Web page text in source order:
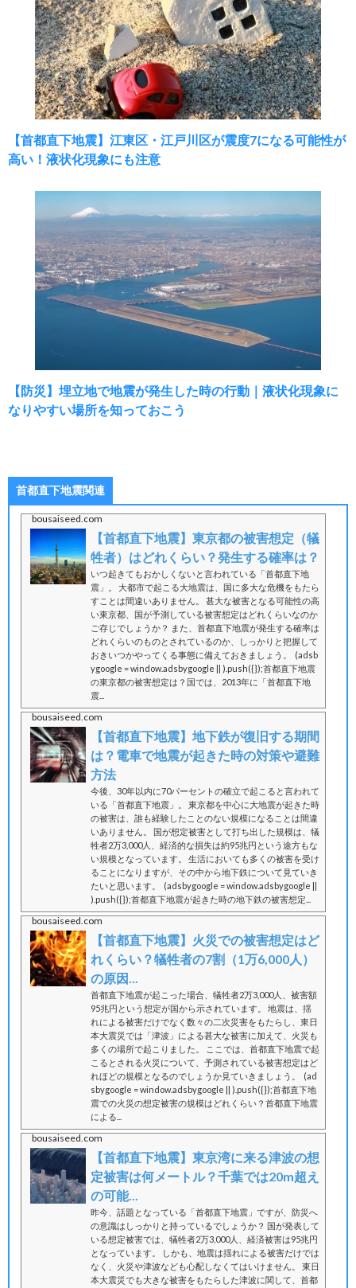
【首都直下地震】江東区・江戸川区が震度7になる可能性が
高い！液状化現象にも注意
【防災】埋立地で地震が発生した時の行動｜液状化現象に
なりやすい場所を知っておこう
首都直下地震関連
bousaiseed.com
【首都直下地震】東京都の被害想定（犠
牲者）はどれくらい？発生する確率は？
いつ起きてもおかしくないと言われている「首都直下地
震」。 大都市で起こる大地震は、国に多大な危機をもたら
すことは間違いありません。 甚大な被害となる可能性の高
い東京都、国が予測している被害想定はどれくらいなのか
ご存じでしょうか？ また、首都直下地震が発生する確率は
どれくらいのものとされているのか、しっかりと把握して
おきいつかやってくる事態に備えておきましょう。 (adsb
ygoogle = window.adsbygoogle || ).push({});首都直下地震
の東京都の被害想定は？国では、2013年に「首都直下地
震...
bousaiseed.com
【首都直下地震】地下鉄が復旧する期間
は？電車で地震が起きた時の対策や避難
方法
今後、30年以内に70パーセントの確立で起こると言われて
いる「首都直下地震」。 東京都を中心に大地震が起きた時
の被害は、誰も経験したことのない規模になることは間違
いありません。 国が想定被害として打ち出した規模は、犠
牲者2万3,000人、経済的な損失は約95兆円という途方もな
い規模となっています。 生活においても多くの被害を受け
ることになりますが、その中から地下鉄について見ていき
たいと思います。 (adsbygoogle = window.adsbygoogle ||
).push({});首都直下地震が起きた時の地下鉄の被害想定...
bousaiseed.com
【首都直下地震】火災での被害想定はど
れくらい？犠牲者の7割（1万6,000人）
の原因...
首都直下地震が起こった場合、犠牲者2万3,000人、被害額
95兆円という想定が国から示されています。 地震は、揺
れによる被害だけでなく数々の二次災害をもたらし、東日
本大震災では「津波」による甚大な被害に加えて、火災も
多くの場所で起こりました。 ここでは、首都直下地震で起
こるとされる火災について、予測されている被害想定はど
れほどの規模となるのでしょうか見ていきましょう。 (ad
sbygoogle = window.adsbygoogle || ).push({});首都直下地
震での火災の想定被害の規模はどれくらい？首都直下地震
による...
bousaiseed.com
【首都直下地震】東京湾に来る津波の想
定被害は何メートル？千葉では20m超え
の可能...
昨今、話題となっている「首都直下地震」ですが、防災へ
の意識はしっかりと持っているでしょうか？ 国が発表して
いる想定被害では、犠牲者2万3,000人、経済被害は95兆円
となっています。 しかも、地震は揺れによる被害だけでは
なく、火災や津波なども心配しなくてはいけません。 東日
本大震災でも大きな被害をもたらした津波に関して、首都